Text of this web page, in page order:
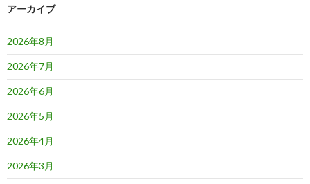
ョ
アーカイブ
2026年8月
2026年7月
2026年6月
2026年5月
2026年4月
2026年3月